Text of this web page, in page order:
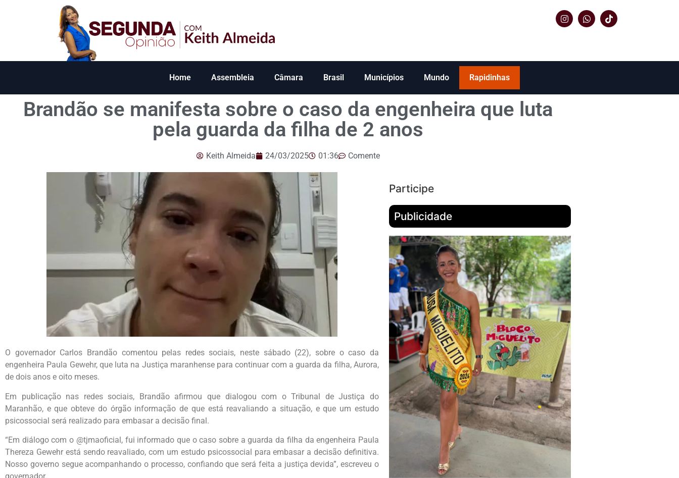
Home Assembleia Câmara Brasil Municípios Mundo Rapidinhas
Brandão se manifesta sobre o caso da engenheira que luta
pela guarda da filha de 2 anos
Keith Almeida 24/03/2025 01:36 Comente
O governador Carlos Brandão comentou pelas redes sociais, neste sábado (22), sobre o caso da
engenheira Paula Gewehr, que luta na Justiça maranhense para continuar com a guarda da filha, Aurora,
de dois anos e oito meses.
Em publicação nas redes sociais, Brandão afirmou que dialogou com o Tribunal de Justiça do
Maranhão, e que obteve do órgão informação de que está reavaliando a situação, e que um estudo
psicossocial será realizado para embasar a decisão final.
“Em diálogo com o @tjmaoficial, fui informado que o caso sobre a guarda da filha da engenheira Paula
Thereza Gewehr está sendo reavaliado, com um estudo psicossocial para embasar a decisão definitiva.
Nosso governo segue acompanhando o processo, confiando que será feita a justiça devida”, escreveu o
Participe
Publicidade